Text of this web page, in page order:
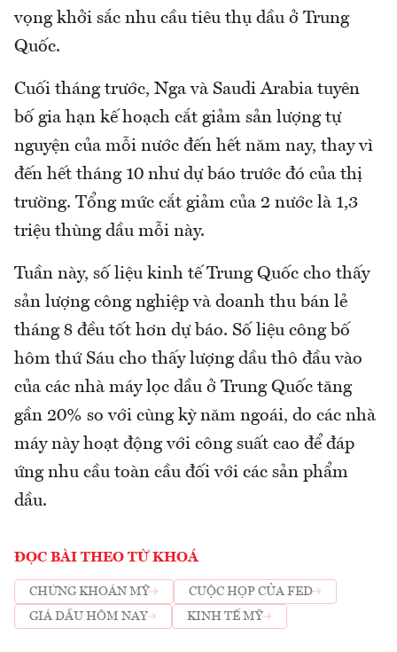
vọng khởi sắc nhu cầu tiêu thụ dầu ở Trung
Quốc.
Cuối tháng trước, Nga và Saudi Arabia tuyên
bố gia hạn kế hoạch cắt giảm sản lượng tự
nguyện của mỗi nước đến hết năm nay, thay vì
đến hết tháng 10 như dự báo trước đó của thị
trường. Tổng mức cắt giảm của 2 nước là 1,3
triệu thùng dầu mỗi này.
Tuần này, số liệu kinh tế Trung Quốc cho thấy
sản lượng công nghiệp và doanh thu bán lẻ
tháng 8 đều tốt hơn dự báo. Số liệu công bố
hôm thứ Sáu cho thấy lượng dầu thô đầu vào
của các nhà máy lọc dầu ở Trung Quốc tăng
gần 20% so với cùng kỳ năm ngoái, do các nhà
máy này hoạt động với công suất cao để đáp
ứng nhu cầu toàn cầu đối với các sản phẩm
dầu.
ĐỌC BÀI THEO TỪ KHOÁ
CHỨNG KHOÁN MỸ
CUỘC HỌP CỦA FED
GIÁ DẦU HÔM NAY
KINH TẾ MỸ